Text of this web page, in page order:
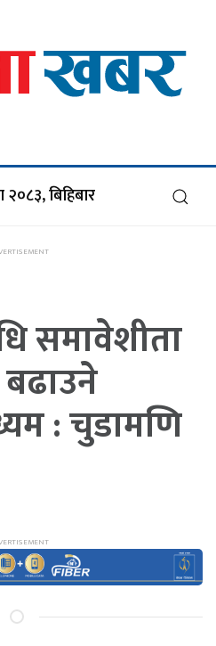
२०८३, बिहिबार
समावेशीता
: चुडामणि